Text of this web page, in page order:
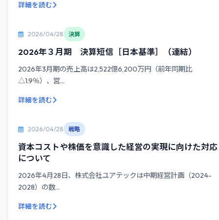
詳細を読む
2026/04/28 決算
2026年３月期 決算短信［日本基準］（連結）
2026年3月期の売上高は2,522億6,200万円（前年同期比
△1.9％）、営...
詳細を読む
2026/04/28 戦略
資本コストや株価を意識した経営の実現に向けた対応
について
2026年4月28日、株式会社ユアテックは中期経営計画（2024-
2028）の数...
詳細を読む